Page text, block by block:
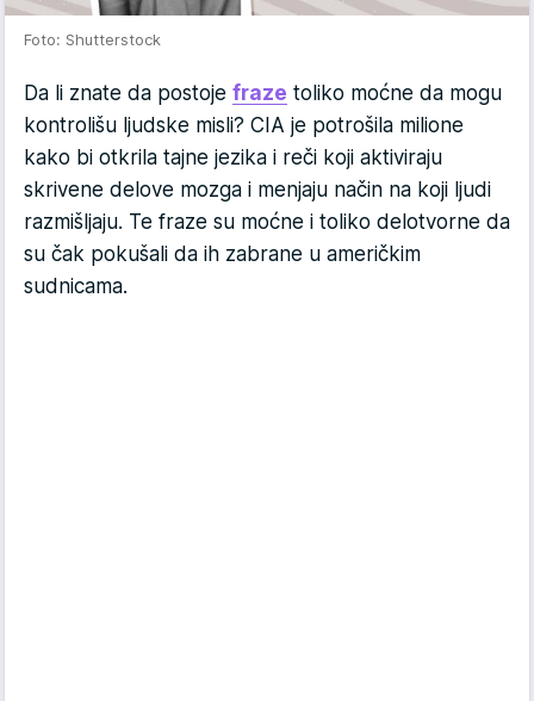
Foto: Shutterstock
Da li znate da postoje fraze toliko moćne da mogu
kontrolišu ljudske misli? CIA je potrošila milione
kako bi otkrila tajne jezika i reči koji aktiviraju
skrivene delove mozga i menjaju način na koji ljudi
razmišljaju. Te fraze su moćne i toliko delotvorne da
su čak pokušali da ih zabrane u američkim
sudnicama.